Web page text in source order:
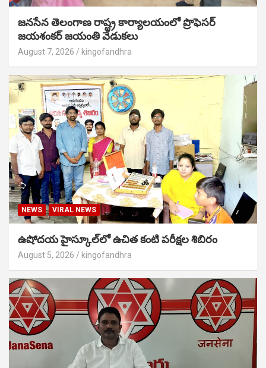
జనసేన తెలంగాణ రాష్ట్ర కార్యాలయంలో ప్రొఫెసర్
జయశంకర్ జయంతి వేడుకలు
August 7, 2026 kingofandhra
NEWS VIRAL NEWS
ఉషోదయ హైస్కూల్‌లో ఉచిత కంటి పరీక్షల శిబిరం
August 5, 2026 kingofandhra